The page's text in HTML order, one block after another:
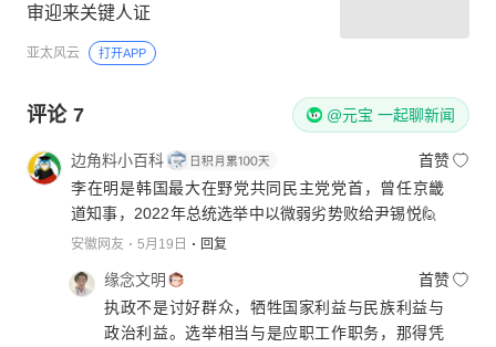
审迎来关键人证
亚太风云 打开APP
评论 7 @元宝 一起聊新闻
边角料小百科
首赞
李在明是韩国最大在野党共同民主党党首，曾任京畿
道知事，2022年总统选举中以微弱劣势败给尹锡悦🙋
安徽网友 5月19日 回复
缘念文明
首赞
执政不是讨好群众，牺牲国家利益与民族利益与
政治利益。选举相当与是应职工作职务，那得凭